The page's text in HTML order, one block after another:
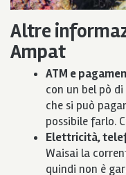
Altre
Ampat
ATM e
con un bel pò
che si può
possibile farlo.
Elettricità,
Waisai la
quindi non è